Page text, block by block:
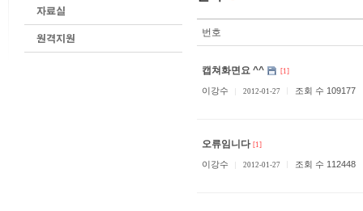
번호
캡쳐화면요 ^^ [1]
이강수 2012-01-27 조회 수 109177
오류임니다 [1]
이강수 2012-01-27 조회 수 112448